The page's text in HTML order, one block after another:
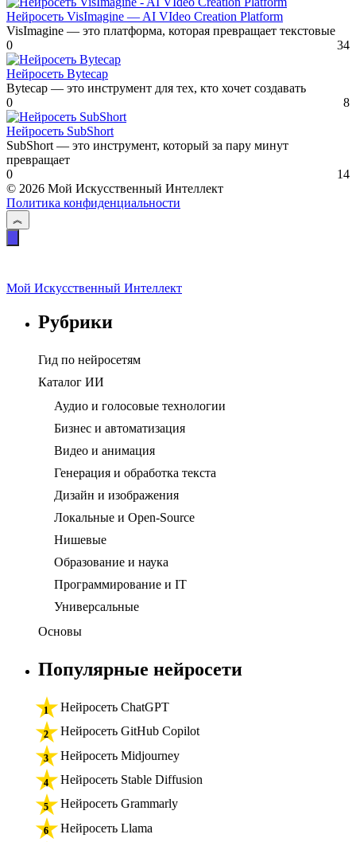
Нейросеть VisImagine — AI VIdeo Creation Platform
VisImagine — это платформа, которая превращает текстовые
0
34
Нейросеть Bytecap
Bytecap — это инструмент для тех, кто хочет создавать
0
8
Нейросеть SubShort
SubShort — это инструмент, который за пару минут
превращает
0
14
© 2026 Мой Искусственный Интеллект
Политика конфиденциальности
Мой Искусственный Интеллект
Рубрики
Гид по нейросетям
Каталог ИИ
Аудио и голосовые технологии
Бизнес и автоматизация
Видео и анимация
Генерация и обработка текста
Дизайн и изображения
Локальные и Open-Source
Нишевые
Образование и наука
Программирование и IT
Универсальные
Основы
Популярные нейросети
Нейросеть ChatGPT
Нейросеть GitHub Copilot
Нейросеть Midjourney
Нейросеть Stable Diffusion
Нейросеть Grammarly
Нейросеть Llama